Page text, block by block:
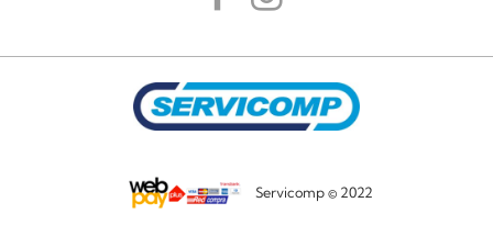
Servicomp © 2022